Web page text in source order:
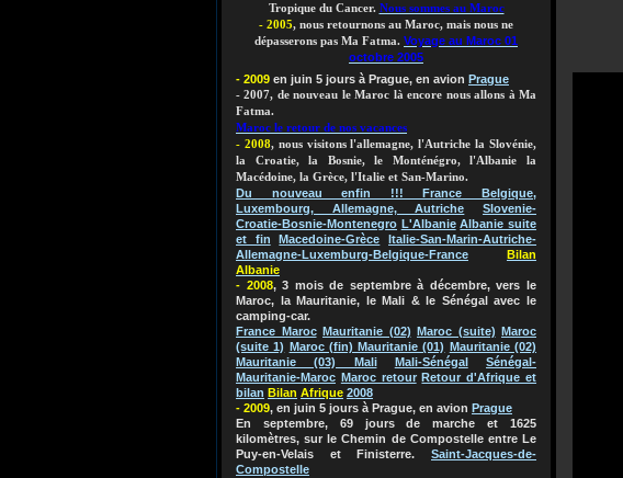
Tropique du Cancer. Nous sommes au Maroc
- 2005, nous retournons au Maroc, mais nous ne
dépasserons pas Ma Fatma. Voyage au Maroc 01
octobre 2005
- 2009 en juin 5 jours à Prague, en avion Prague
- 2007, de nouveau le Maroc là encore nous allons à Ma
Fatma.
Maroc le retour de nos vacances
- 2008, nous visitons l'allemagne, l'Autriche la Slovénie,
la Croatie, la Bosnie, le Monténégro, l'Albanie la
Macédoine, la Grèce, l'Italie et San-Marino.
Du nouveau enfin !!! France Belgique,
Luxembourg, Allemagne, Autriche
Slovenie-
Croatie-Bosnie-Montenegro L'Albanie Albanie suite
et fin
Macedoine-Grèce
Italie-San-Marin-Autriche-
Allemagne-Luxemburg-Belgique-France
Bilan
Albanie
- 2008, 3 mois de septembre à décembre, vers le
Maroc, la Mauritanie, le Mali & le Sénégal avec le
camping-car.
France Maroc
Mauritanie (02) Maroc (suite)
Maroc
(suite 1)
Maroc (fin) Mauritanie (01)
Mauritanie (02)
Mauritanie (03) Mali
Mali-Sénégal
Sénégal-
Mauritanie-Maroc Maroc retour Retour d'Afrique et
bilan Bilan Afrique 2008
- 2009, en juin 5 jours à Prague, en avion Prague
En septembre, 69 jours de marche et 1625
kilomètres, sur le Chemin de Compostelle entre Le
Puy-en-Velais et Finisterre. Saint-Jacques-de-
Compostelle